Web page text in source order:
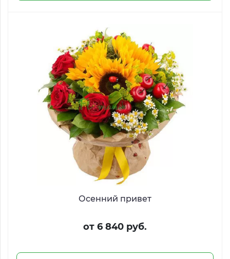
Осенний привет
от 6 840 руб.